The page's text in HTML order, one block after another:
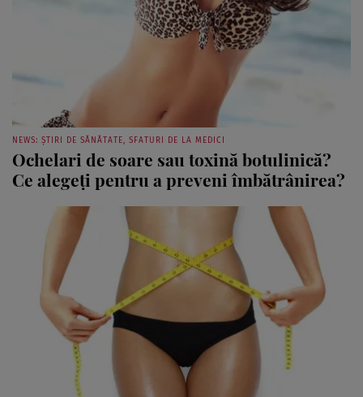
NEWS: ȘTIRI DE SĂNĂTATE, SFATURI DE LA MEDICI
Ochelari de soare sau toxină botulinică?
Ce alegeţi pentru a preveni îmbătrânirea?